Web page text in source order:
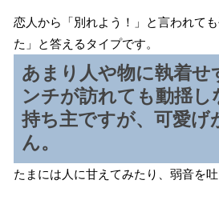
恋人から「別れよう！」と言われて
た」と答えるタイプです。
あまり人や物に執着せ
ンチが訪れても動揺し
持ち主ですが、可愛げ
ん。
たまには人に甘えてみたり、弱音を